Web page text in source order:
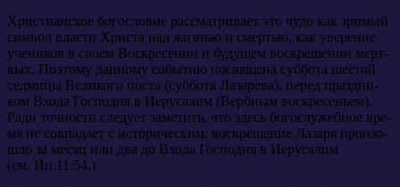
Хри­сти­ан­ское бо­го­сло­вие рас­смат­ри­ва­ет это чу­до как зри­мый
сим­вол вла­сти Хри­ста над жиз­нью и смер­тью, как уве­ре­ние
уче­ни­ков в сво­ем Вос­кре­се­нии и бу­ду­щем вос­кре­ше­нии мерт­
вых. По­это­му дан­но­му со­бы­тию по­свя­ще­на суб­бо­та ше­стой
сед­ми­цы Ве­ли­ко­го по­ста (суб­бо­та Ла­за­ре­ва), пе­ред празд­ни­
ком Вхо­да Гос­под­ня в Иеру­са­лим (Верб­ным вос­кре­се­ньем).
Ра­ди точ­но­сти сле­ду­ет за­ме­тить, что здесь бо­го­слу­жеб­ное вре­
мя не сов­па­да­ет с ис­то­ри­че­ским: вос­кре­ше­ние Ла­за­ря про­изо­
шло за ме­сяц или два до Вхо­да Гос­под­ня в Иеру­са­лим
(см. Ин.11:54.)